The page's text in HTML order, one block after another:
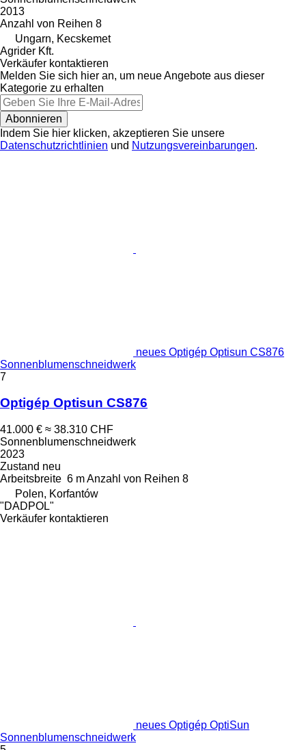
2013
Anzahl von Reihen 8
Ungarn, Kecskemet
Agrider Kft.
Verkäufer kontaktieren
Melden Sie sich hier an, um neue Angebote aus dieser
Kategorie zu erhalten
Abonnieren
Indem Sie hier klicken, akzeptieren Sie unsere
Datenschutzrichtlinien und Nutzungsvereinbarungen.
neues Optigép Optisun CS876
Sonnenblumenschneidwerk
7
Optigép Optisun CS876
41.000 € ≈ 38.310 CHF
Sonnenblumenschneidwerk
2023
Zustand neu
Arbeitsbreite 6 mAnzahl von Reihen 8
Polen, Korfantów
"DADPOL"
Verkäufer kontaktieren
neues Optigép OptiSun
Sonnenblumenschneidwerk